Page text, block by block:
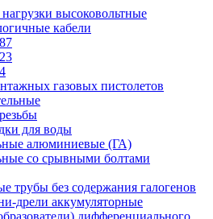
высоковольтные
кабели
газовых пистолетов
для воды
алюминиевые (ГА)
со срывными болтами
трубы без содержания галогенов
дрели аккумуляторные
дифференциального